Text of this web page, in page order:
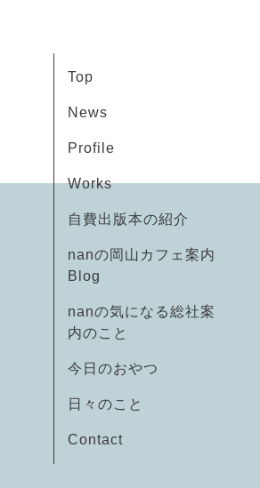
Top
News
Profile
Works
自費出版本の紹介
nanの岡山カフェ案内
Blog
nanの気になる総社案
内のこと
今日のおやつ
日々のこと
Contact